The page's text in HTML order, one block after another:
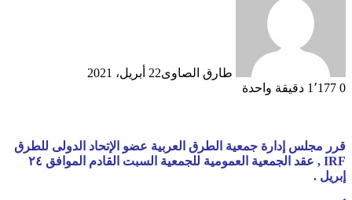
طارق الصاوى22 أبريل، 2021
0
دقيقة واحدة
قرر مجلس إدارة جمعية الطرق العربية عضو الإتحاد الدولى للطرق
IRF , عقد الجمعية العمومية للجمعية السبت القادم الموافق ٢٤
إبريل .